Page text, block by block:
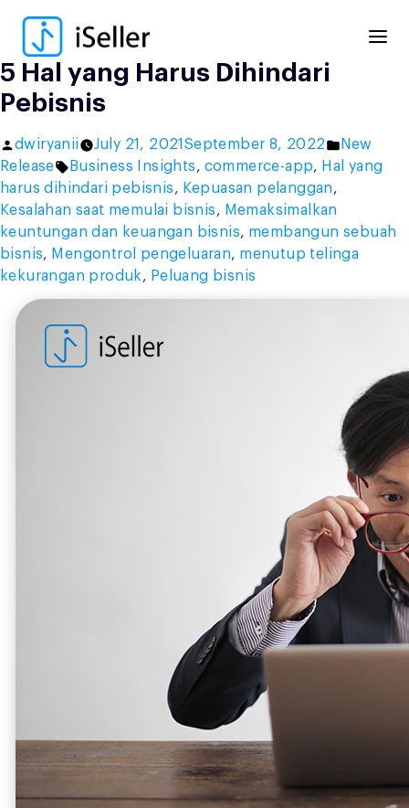
content
5 Hal yang Harus Dihindari
Pebisnis
Posted
by
dwiryanii July 21, 2021 September 8, 2022
Posted
in
New
Release
Tags:
Business Insights, commerce-app, Hal yang
harus dihindari pebisnis, Kepuasan pelanggan,
Kesalahan saat memulai bisnis, Memaksimalkan
keuntungan dan keuangan bisnis, membangun sebuah
bisnis, Mengontrol pengeluaran, menutup telinga
kekurangan produk, Peluang bisnis